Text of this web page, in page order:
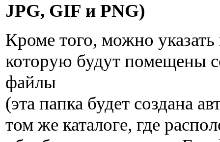
JPG, GIF и PNG)
Кроме того, можно
которую будут помещены
файлы
(эта папка будет создана
том же каталоге, где